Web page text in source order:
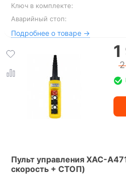
Ключ в комплекте:
Аварийный стоп:
Подробнее о товаре →
Пульт управления XAC-
скорость + СТОП)